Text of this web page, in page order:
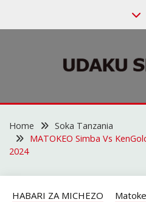
UDAKU
Home
Soka Tanzania
MATOKEO Simba Vs
2024
HABARI ZA MICHEZO